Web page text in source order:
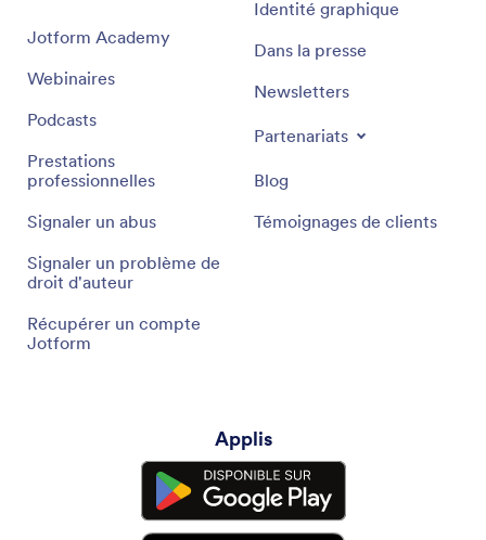
Jotform Academy
Webinaires
Podcasts
Prestations
professionnelles
Signaler un abus
Signaler un problème de
droit d'auteur
Récupérer un compte
Jotform
Identité graphique
Dans la presse
Newsletters
Partenariats
Blog
Témoignages de clients
Applis